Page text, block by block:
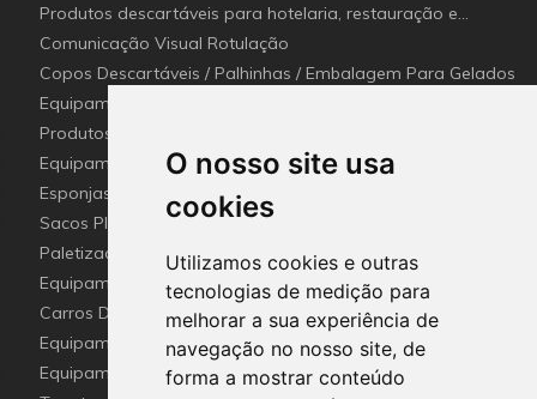
O nosso site usa
cookies
Utilizamos cookies e outras
tecnologias de medição para
melhorar a sua experiência de
navegação no nosso site, de
forma a mostrar conteúdo
Produtos descartáveis para hotelaria, restauração e
catering (Canal Horeca)
Comunicação Visual Rotulação
Copos Descartáveis / Palhinhas / Embalagem Para Gelados
Equipamentos para Setor - Hotelaria e Restauração
(Horeca)
Produtos e utensílios Detetaveis para a Indústria Alimentar
Equipamentos e Utensílios de Limpeza
Esponjas esfregões inox e Fibras (Disco de limpeza)
industriais
Sacos Plástico e Mangas de lavandaria Industrial
Paletização e embalagem industrial
Equipamento De Hotel HO.RE.CA
Carros De Apoio & Baldes De Limpeza
Equipamentos Sanitários Para locais Públicos.
Equipamentos para recolha selectiva de resíduos